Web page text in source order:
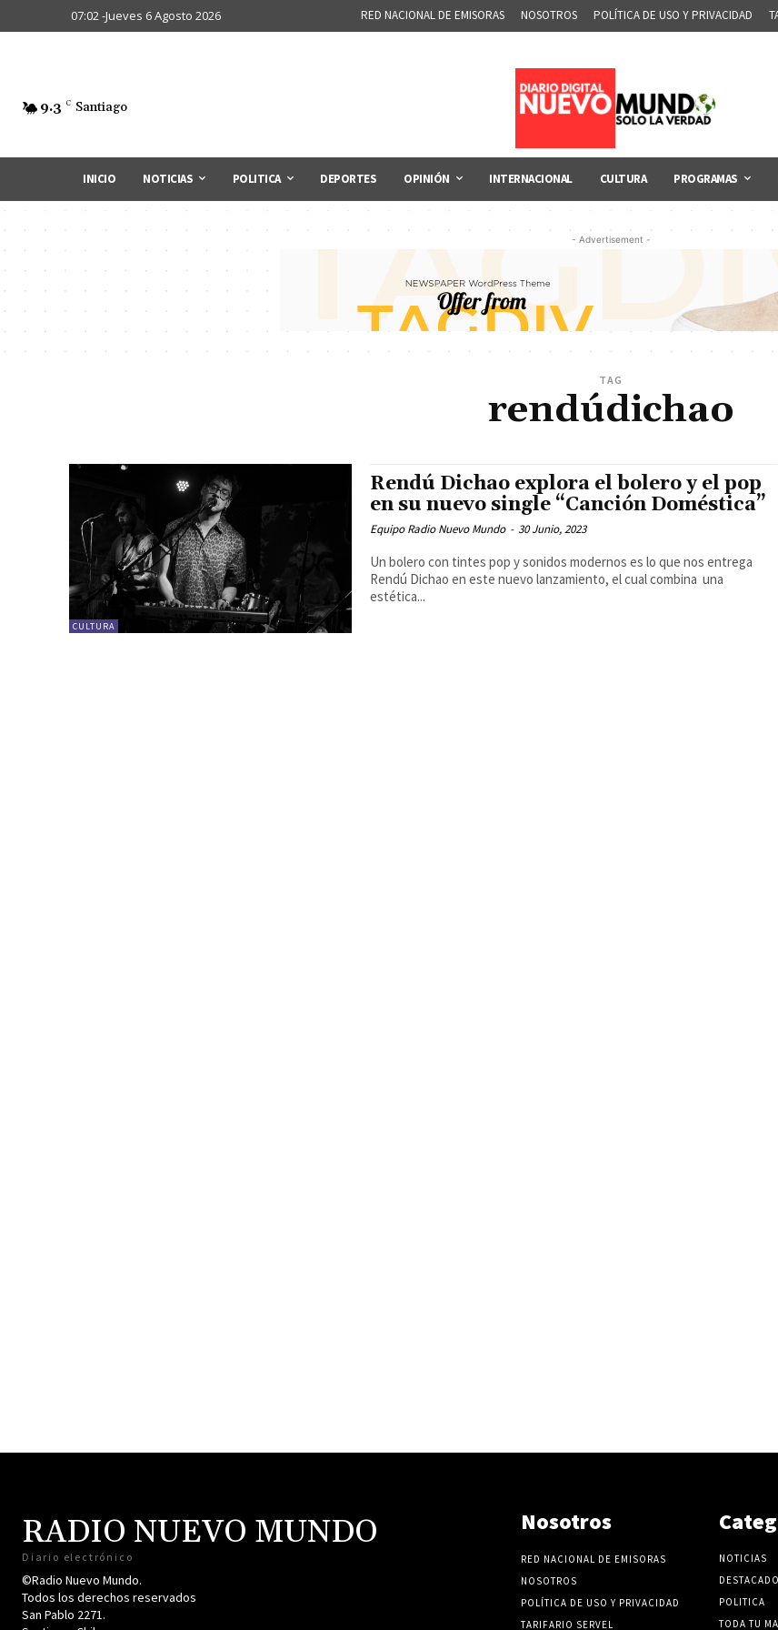
07:02 -Jueves 6 Agosto 2026 RED NACIONAL DE EMISORAS NOSOTROS POLÍTICA DE USO Y PRIVACIDAD
9.3 C Santiago
INICIO NOTICIAS POLITICA DEPORTES OPINIÓN INTERNACIONAL CULTURA PROGRAMAS
- Advertisement -
TAG
rendúdichao
CULTURA
Rendú Dichao explora el bolero y el pop
en su nuevo single “Canción Doméstica”
Equipo Radio Nuevo Mundo - 30 Junio, 2023
Un bolero con tintes pop y sonidos modernos es lo que nos entrega
Rendú Dichao en este nuevo lanzamiento, el cual combina una
estética...
RADIO NUEVO MUNDO
Diario electrónico
©Radio Nuevo Mundo.
Todos los derechos reservados
San Pablo 2271.
Nosotros
RED NACIONAL DE EMISORAS
NOSOTROS
POLÍTICA DE USO Y PRIVACIDAD
TARIFARIO SERVEL
NOTICIAS
POLITICA
TODA TU